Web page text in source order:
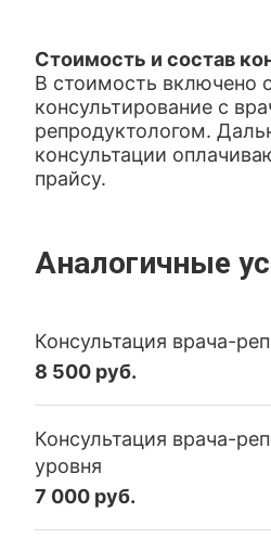
Стоимость и состав
В стоимость включено
консультирование с
репродуктологом.
консультации
прайсу.
Аналогичные
Консультация врача-
8 500 руб.
Консультация врача-
уровня
7 000 руб.